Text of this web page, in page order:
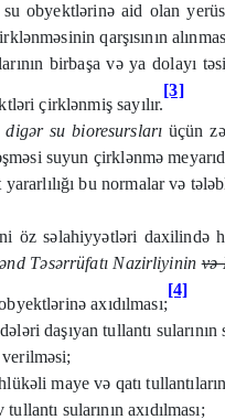
obyektlərinə aid olan
qarşısının
birbaşa və ya dolayı
çirklənmiş sayılır.
[3]
digər su bioresursları üçün
suyun çirklənmə
bu normalar və
öz səlahiyyətləri daxilində
Təsərrüfatı Nazirliyinin və
axıdılması;
[4]
daşıyan tullantı sularının
maye və qatı
sularının axıdılması;